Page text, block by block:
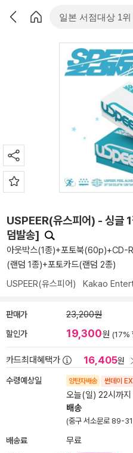
USPEER(유스피어) - 싱글
덤발송]
아웃박스(1종)+포토북(60p)+CD-
(랜덤 1종)+포토카드(랜덤 2종)
USPEER(유스피어)
Kakao
판매가 23,200원
할인가 19,300원 (17%
카드최대혜택가 16,405원
수령예상일 양탄자배송 썬데이
오늘(일) 22시까
배송
(중구 서소문로 89-
배송료
무료